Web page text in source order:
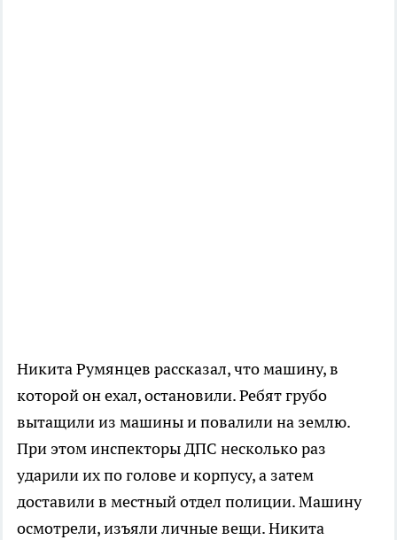
Никита Румянцев рассказал, что машину, в
которой он ехал, остановили. Ребят грубо
вытащили из машины и повалили на землю.
При этом инспекторы ДПС несколько раз
ударили их по голове и корпусу, а затем
доставили в местный отдел полиции. Машину
осмотрели, изъяли личные вещи. Никита